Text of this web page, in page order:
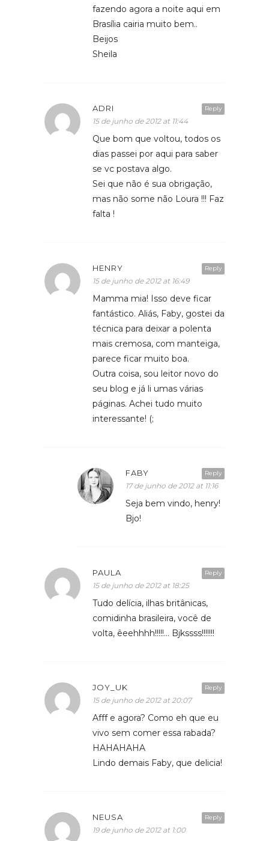
fazendo agora a noite aqui em
Brasília cairia muito bem..
Beijos
Sheila
Reply
ADRI
15 de junho de 2012 at 11:44
Que bom que voltou, todos os
dias passei por aqui para saber
se vc postava algo.
Sei que não é sua obrigação,
mas não some não Loura !!! Faz
falta !
Reply
HENRY
15 de junho de 2012 at 16:49
Mamma mia! Isso deve ficar
fantástico. Aliás, Faby, gostei da
técnica para deixar a polenta
mais cremosa, com manteiga,
parece ficar muito boa.
Outra coisa, sou leitor novo do
seu blog e já li umas várias
páginas. Achei tudo muito
interessante! (;
Reply
FABY
17 de junho de 2012 at 11:16
Seja bem vindo, henry!
Bjo!
Reply
PAULA
15 de junho de 2012 at 18:25
Tudo delícia, ilhas britânicas,
comidinha brasileira, você de
volta, êeehhhh!!!!!… Bjkssss!!!!!!!
Reply
JOY_UK
15 de junho de 2012 at 20:07
Afff e agora? Como eh que eu
vivo sem comer essa rabada?
HAHAHAHA
Lindo demais Faby, que delicia!
Reply
NEUSA
19 de junho de 2012 at 1:00